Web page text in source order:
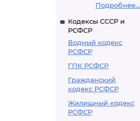
Подробнее...
Кодексы СССР и
РСФСР
Водный кодекс
РСФСР
ГПК РСФСР
Гражданский
кодекс РСФСР
Жилищный кодекс
РСФСР